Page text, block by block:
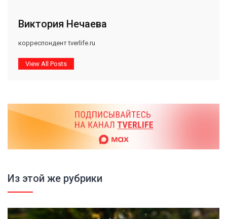
Виктория Нечаева
корреспондент tverlife.ru
View All Posts
Из этой же рубрики